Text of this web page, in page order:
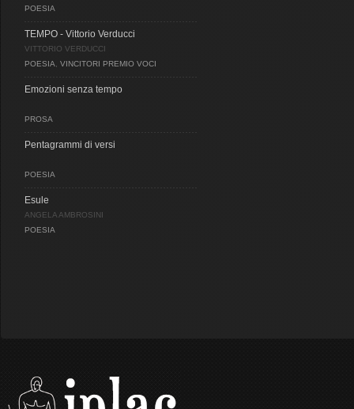
POESIA
TEMPO - Vittorio Verducci
VITTORIO VERDUCCI
POESIA
VINCITORI PREMIO VOCI
Emozioni senza tempo
PROSA
Pentagrammi di versi
POESIA
Esule
ANGELA AMBROSINI
POESIA